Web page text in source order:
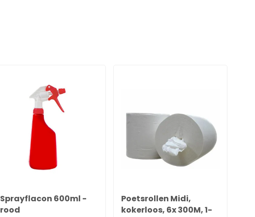
Sprayflacon 600ml -
rood
Poetsrollen Midi,
kokerloos, 6x 300M, 1-